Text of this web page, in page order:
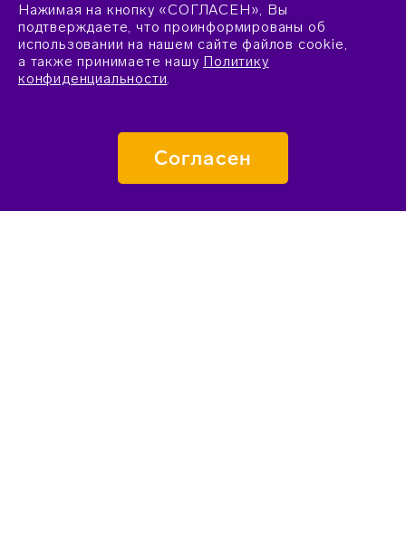
Нажимая на кнопку «СОГЛАСЕН», Вы
подтверждаете, что проинформированы об
использовании на нашем сайте файлов cookie,
а также принимаете нашу Политику
конфиденциальности.
Согласен